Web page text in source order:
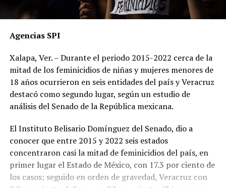
Agencias SPI
Xalapa, Ver. – Durante el periodo 2015-2022 cerca de la
mitad de los feminicidios de niñas y mujeres menores de
18 años ocurrieron en seis entidades del país y Veracruz
destacó como segundo lugar, según un estudio de
análisis del Senado de la República mexicana.
El Instituto Belisario Domínguez del Senado, dio a
conocer que entre 2015 y 2022 seis estados
concentraron casi la mitad de feminicidios del país, en
primer lugar el Estado de México, con 17.3 por ciento de
los casos; seguido en orden de gravedad, Veracruz con